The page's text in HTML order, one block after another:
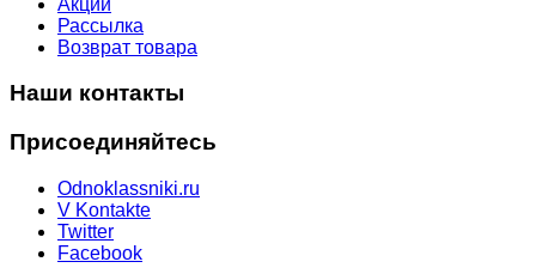
Рассылка
Возврат товара
Наши контакты
Присоединяйтесь
Odnoklassniki.ru
V Kontakte
Twitter
Facebook